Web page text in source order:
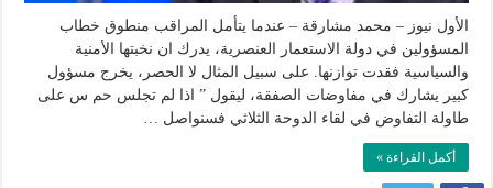
الأول نيوز – محمد مشارقة – عندما يتأمل المراقب منطوق خطاب
المسؤولين في دولة الاستعمار العنصرية، يدرك ان نخبتها الأمنية
والسياسية فقدت توازنها. على سبيل المثال لا الحصر، يخرج مسؤول
كبير يشارك في مفاوضات الصفقة، ليقول ” اذا لم تجلس حم س على
طاولة التفاوض في لقاء الدوحة الثلاثي فسنواصل …
أكمل القراءة »